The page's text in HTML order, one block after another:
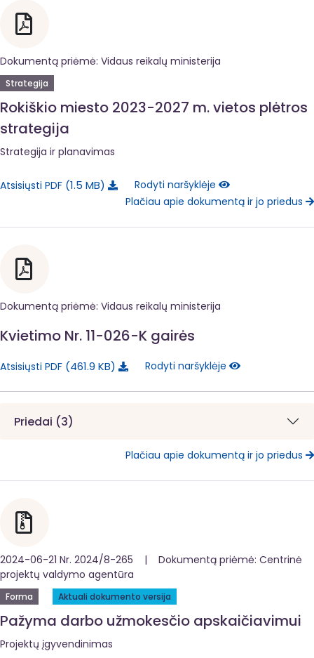
Dokumentą priėmė: Vidaus reikalų ministerija
Strategija
Rokiškio miesto 2023-2027 m. vietos plėtros
strategija
Strategija ir planavimas
Atsisiųsti PDF 1.5 MB
Rodyti naršyklėje
Plačiau apie dokumentą ir jo priedus
Dokumentą priėmė: Vidaus reikalų ministerija
Kvietimo Nr. 11-026-K gairės
Atsisiųsti PDF 461.9 KB Rodyti naršyklėje
Priedai (3)
Plačiau apie dokumentą ir jo priedus
2024-06-21 Nr. 2024/8-265 | Dokumentą priėmė: Centrinė
projektų valdymo agentūra
Forma Aktuali dokumento versija
Pažyma darbo užmokesčio apskaičiavimui
Projektų įgyvendinimas